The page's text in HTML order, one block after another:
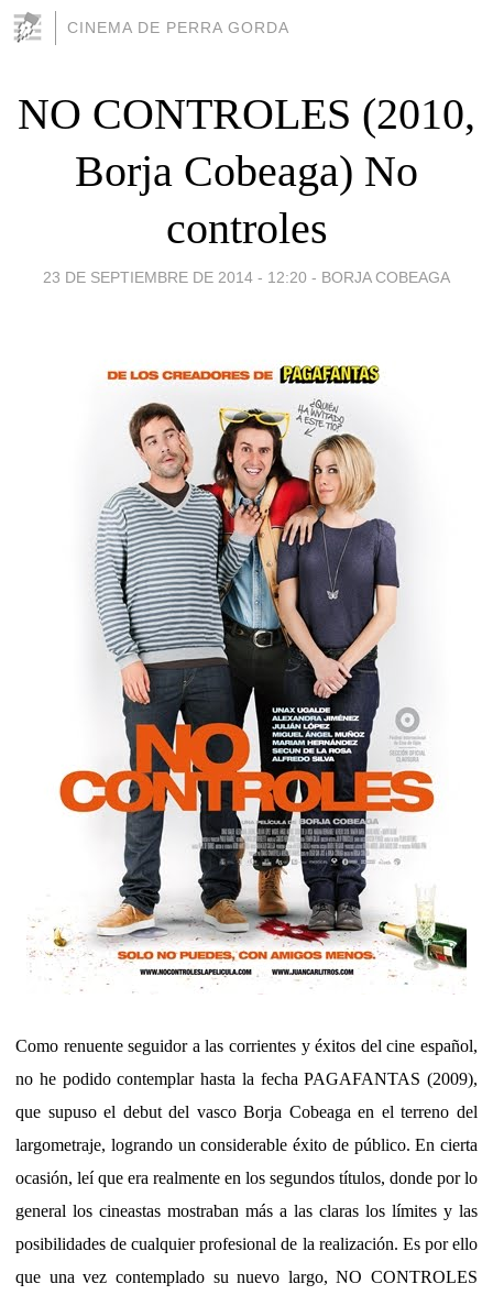
CINEMA DE PERRA GORDA
NO CONTROLES (2010,
Borja Cobeaga) No
controles
23 DE SEPTIEMBRE DE 2014 - 12:20 - BORJA COBEAGA
Como renuente seguidor a las corrientes y éxitos del cine español,
no he podido contemplar hasta la fecha PAGAFANTAS (2009),
que supuso el debut del vasco Borja Cobeaga en el terreno del
largometraje, logrando un considerable éxito de público. En cierta
ocasión, leí que era realmente en los segundos títulos, donde por lo
general los cineastas mostraban más a las claras los límites y las
posibilidades de cualquier profesional de la realización. Es por ello
que una vez contemplado su nuevo largo, NO CONTROLES